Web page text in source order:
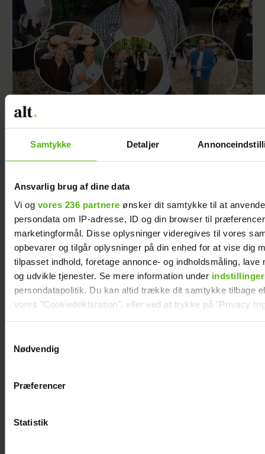
Samtykke Detaljer
Ansvarlig brug af dine data
Vi og vores 236 partnere ønsker dit samtykke til at
persondata om IP-adresse, ID og din browser til
marketingformål. Disse oplysninger videregives til vores
opbevarer og tilgår oplysninger på din enhed for at vise dig
tilpasset indhold, foretage annonce- og indholdsmåling, lave
og udvikle tjenester. Se mere information under indstillinger
persondatapolitik. Du kan altid trække dit samtykke tilbage
vores "Cookiedeklaration", eller ved at trykke på "Privacy
Vi anvender egne cookies og cookies fra tredjeparter til at
generere statistik og huske dine præferencer samt til brug
Nødvendig
Præferencer
Statistik
KÆMPE GALLERI: De kendte elsker
Forelsket Hjalmer
med kæresten på
lykkelige